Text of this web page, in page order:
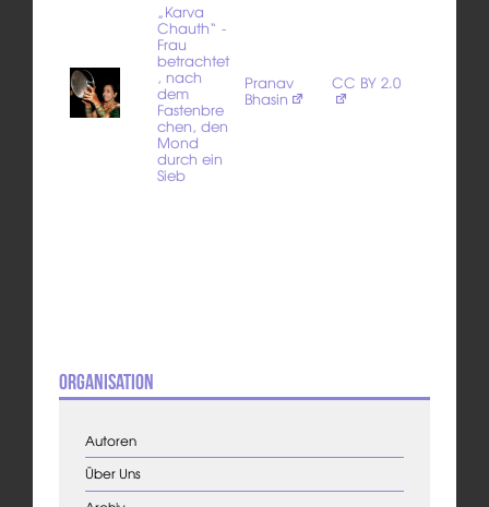
„Karva
Chauth“ -
Frau
betrachtet
, nach
dem
Fastenbre
chen, den
Mond
durch ein
Sieb
Pranav
Bhasin
CC BY 2.0
Organisation
Autoren
Über Uns